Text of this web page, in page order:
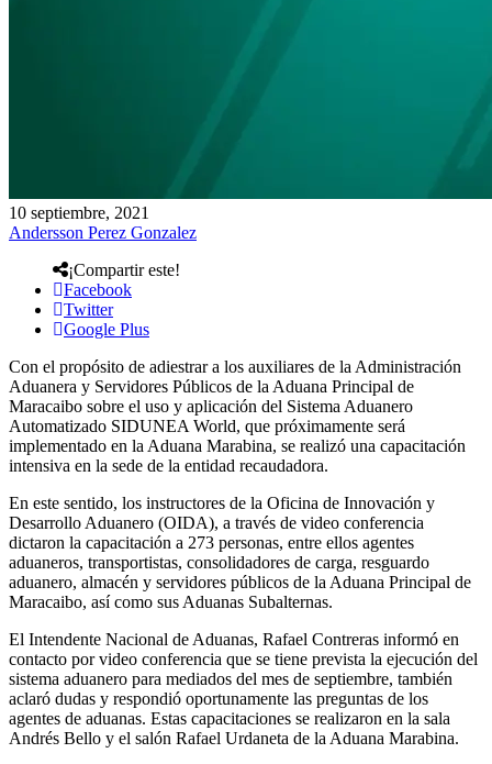
10 septiembre, 2021
Andersson Perez Gonzalez
¡Compartir este!
Facebook
Twitter
Google Plus
Con el propósito de adiestrar a los auxiliares de la Administración
Aduanera y Servidores Públicos de la Aduana Principal de
Maracaibo sobre el uso y aplicación del Sistema Aduanero
Automatizado SIDUNEA World, que próximamente será
implementado en la Aduana Marabina, se realizó una capacitación
intensiva en la sede de la entidad recaudadora.
En este sentido, los instructores de la Oficina de Innovación y
Desarrollo Aduanero (OIDA), a través de video conferencia
dictaron la capacitación a 273 personas, entre ellos agentes
aduaneros, transportistas, consolidadores de carga, resguardo
aduanero, almacén y servidores públicos de la Aduana Principal de
Maracaibo, así como sus Aduanas Subalternas.
El Intendente Nacional de Aduanas, Rafael Contreras informó en
contacto por video conferencia que se tiene prevista la ejecución del
sistema aduanero para mediados del mes de septiembre, también
aclaró dudas y respondió oportunamente las preguntas de los
agentes de aduanas. Estas capacitaciones se realizaron en la sala
Andrés Bello y el salón Rafael Urdaneta de la Aduana Marabina.